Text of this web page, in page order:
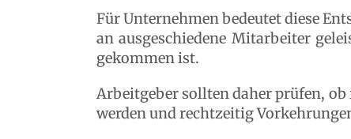
Für Unternehmen bedeutet diese
an ausgeschiedene Mitarbeiter
gekommen ist.
Arbeitgeber sollten daher prüfen,
werden und rechtzeitig